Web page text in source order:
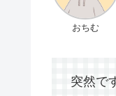
おちむ
突然で